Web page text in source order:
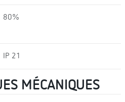
80%
IP 21
MÉCANIQUES